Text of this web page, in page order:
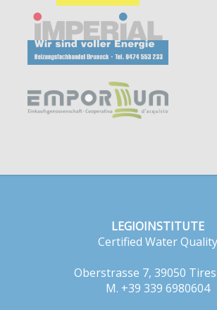
LEGIOINSTITUTE
Certified Water Quality
Oberstrasse 7, 39050
M. +39 339 6980604